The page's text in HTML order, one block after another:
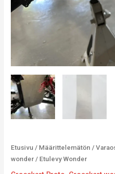
Etusivu / Määrittelemätön /
wonder / Etulevy Wonder